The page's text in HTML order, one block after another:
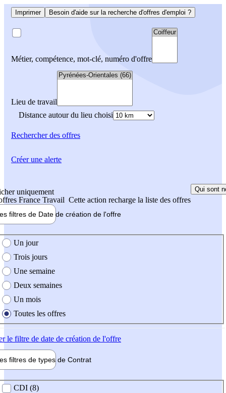
Imprimer Besoin d'aide sur la recherche d'offres d'emploi ?
Métier, compétence, mot-clé, numéro d'offre
Lieu de travail
Distance autour du lieu choisi
Rechercherdes offres
uniquement
France Travail Cette action recharge la liste des offres
Qui sont
filtres de Date de création de l'offre
création de l'offre
Un jour
Trois jours
Une semaine
Deux semaines
Un mois
Toutes les offres
le filtre de date de création de l'offre
filtres de types de Contrat
contrat
CDI (8)
Créer une alerte